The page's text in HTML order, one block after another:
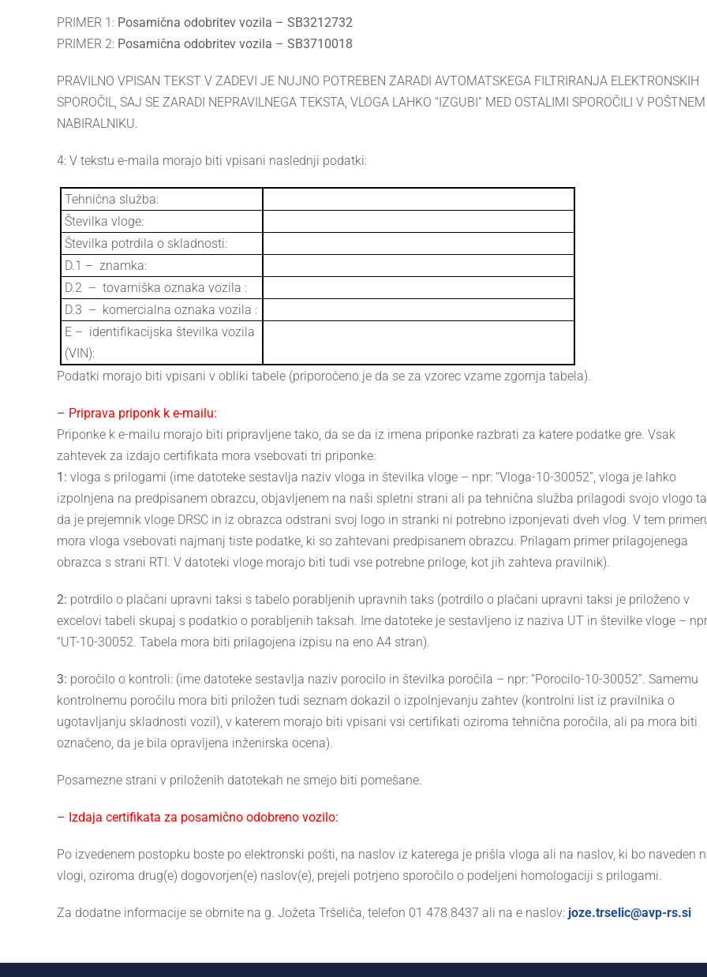
PRIMER 1: Posamična odobritev vozila – SB3212732
PRIMER 2: Posamična odobritev vozila – SB3710018
PRAVILNO VPISAN TEKST V ZADEVI JE NUJNO POTREBEN ZARADI AVTOMATSKEGA FILTRIRANJA ELEKTRONSKIH
SPOROČIL, SAJ SE ZARADI NEPRAVILNEGA TEKSTA, VLOGA LAHKO “IZGUBI” MED OSTALIMI SPOROČILI V POŠTNEM
NABIRALNIKU.
4: V tekstu e-maila morajo biti vpisani naslednji podatki:
Tehnična služba:
Številka vloge:
Številka potrdila o skladnosti:
D.1 – znamka:
D.2 – tovarniška oznaka vozila :
D.3 – komercialna oznaka vozila :
E – identifikacijska številka vozila
(VIN):
Podatki morajo biti vpisani v obliki tabele (priporočeno je da se za vzorec vzame zgornja tabela).
– Priprava priponk k e-mailu:
Priponke k e-mailu morajo biti pripravljene tako, da se da iz imena priponke razbrati za katere podatke gre. Vsak
zahtevek za izdajo certifikata mora vsebovati tri priponke:
1: vloga s prilogami (ime datoteke sestavlja naziv vloga in številka vloge – npr: “Vloga-10-30052”, vloga je lahko
izpolnjena na predpisanem obrazcu, objavljenem na naši spletni strani ali pa tehnična služba prilagodi svojo vlogo
da je prejemnik vloge DRSC in iz obrazca odstrani svoj logo in stranki ni potrebno izponjevati dveh vlog. V tem
mora vloga vsebovati najmanj tiste podatke, ki so zahtevani predpisanem obrazcu. Prilagam primer prilagojenega
obrazca s strani RTI. V datoteki vloge morajo biti tudi vse potrebne priloge, kot jih zahteva pravilnik).
2: potrdilo o plačani upravni taksi s tabelo porabljenih upravnih taks (potrdilo o plačani upravni taksi je priloženo v
excelovi tabeli skupaj s podatkio o porabljenih taksah. Ime datoteke je sestavljeno iz naziva UT in številke vloge –
“UT-10-30052. Tabela mora biti prilagojena izpisu na eno A4 stran).
3: poročilo o kontroli: (ime datoteke sestavlja naziv porocilo in številka poročila – npr: “Porocilo-10-30052”. Samemu
kontrolnemu poročilu mora biti priložen tudi seznam dokazil o izpolnjevanju zahtev (kontrolni list iz pravilnika o
ugotavljanju skladnosti vozil), v katerem morajo biti vpisani vsi certifikati oziroma tehnična poročila, ali pa mora biti
označeno, da je bila opravljena inženirska ocena).
Posamezne strani v priloženih datotekah ne smejo biti pomešane.
– Izdaja certifikata za posamično odobreno vozilo:
Po izvedenem postopku boste po elektronski pošti, na naslov iz katerega je prišla vloga ali na naslov, ki bo naveden
vlogi, oziroma drug(e) dogovorjen(e) naslov(e), prejeli potrjeno sporočilo o podeljeni homologaciji s prilogami.
Za dodatne informacije se obrnite na g. Jožeta Tršeliča, telefon 01 478 8437 ali na e naslov: joze.trselic@avp-rs.si